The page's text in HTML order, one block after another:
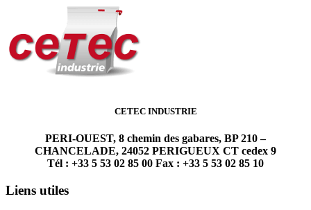
CETEC INDUSTRIE
PERI-OUEST, 8 chemin des gabares, BP 210 –
CHANCELADE, 24052 PERIGUEUX CT cedex 9
Tél : +33 5 53 02 85 00 Fax : +33 5 53 02 85 10
Liens utiles